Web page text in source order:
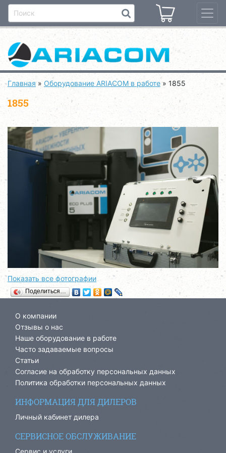
Главная » Оборудование ARIACOM в работе» 1855
1855
Показать все фотографии
Поделиться…
О компании
Отзывы о нас
Наше оборудование в работе
Часто задаваемые вопросы
Статьи
Согласие на обработку персональных данных
Политика обработки персональных данных
ИНФОРМАЦИЯ ДЛЯ ДИЛЕРОВ
Личный кабинет дилера
СЕРВИСНОЕ ОБСЛУЖИВАНИЕ
Сервис и услуги